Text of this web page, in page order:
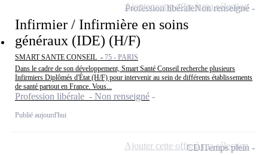
Infirmier / Infirmière en soins
généraux (IDE) (H/F)
SMART SANTE CONSEIL - 75 - PARIS
Dans le cadre de son développement, Smart Santé Conseil recherche plusieurs
Infirmiers Diplômés d'État (H/F) pour intervenir au sein de différents établissements
de santé partout en France. Vous...
Profession libérale - Non renseigné
Publié aujourd'hui
Profession libéraleNon renseigné
Ajouter cette offre à ma sélection
CDITemps plein
Ajouter cette offre à ma sélection